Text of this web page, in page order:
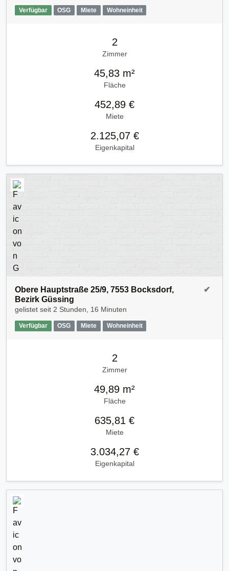
Verfügbar OSG Miete Wohneinheit
2
Zimmer
45,83 m²
Fläche
452,89 €
Miete
2.125,07 €
Eigenkapital
Obere Hauptstraße 25/9, 7553 Bocksdorf,
Bezirk Güssing
gelistet seit 2 Stunden, 16 Minuten
Verfügbar OSG Miete Wohneinheit
✔
2
Zimmer
49,89 m²
Fläche
635,81 €
Miete
3.034,27 €
Eigenkapital